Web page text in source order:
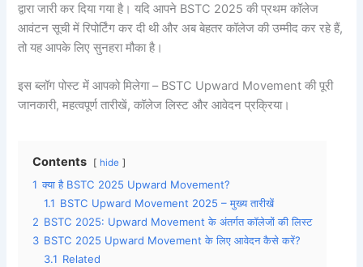
द्वारा जारी कर दिया गया है। यदि आपने BSTC 2025 की प्रथम कॉलेज
आवंटन सूची में रिपोर्टिंग कर दी थी और अब बेहतर कॉलेज की उम्मीद कर रहे हैं,
तो यह आपके लिए सुनहरा मौका है।
इस ब्लॉग पोस्ट में आपको मिलेगा – BSTC Upward Movement की पूरी
जानकारी, महत्वपूर्ण तारीखें, कॉलेज लिस्ट और आवेदन प्रक्रिया।
Contents hide
1 क्या है BSTC 2025 Upward Movement?
1.1 BSTC Upward Movement 2025 – मुख्य तारीखें
2 BSTC 2025: Upward Movement के अंतर्गत कॉलेजों की लिस्ट
3 BSTC 2025 Upward Movement के लिए आवेदन कैसे करें?
3.1 Related